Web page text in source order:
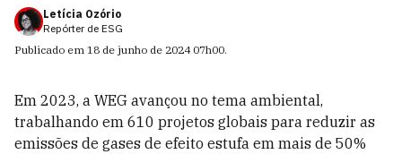
Letícia Ozório
Repórter de ESG
Publicado em 18 de junho de 2024 07h00.
Em 2023, a WEG avançou no tema ambiental,
trabalhando em 610 projetos globais para reduzir as
emissões de gases de efeito estufa em mais de 50%